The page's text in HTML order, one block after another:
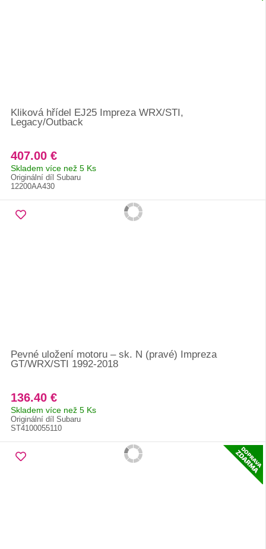
Kliková hřídel EJ25 Impreza WRX/STI,
Legacy/Outback
407.00 €
Skladem více než 5 Ks
Originální díl Subaru
12200AA430
Pevné uložení motoru – sk. N (pravé) Impreza
GT/WRX/STI 1992-2018
136.40 €
Skladem více než 5 Ks
Originální díl Subaru
ST4100055110